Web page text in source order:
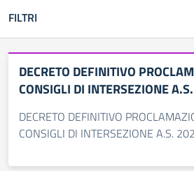
FILTRI
DECRETO DEFINITIVO
CONSIGLI DI INTERSEZIONE
DECRETO DEFINITIVO
CONSIGLI DI INTERSEZIONE A.S.